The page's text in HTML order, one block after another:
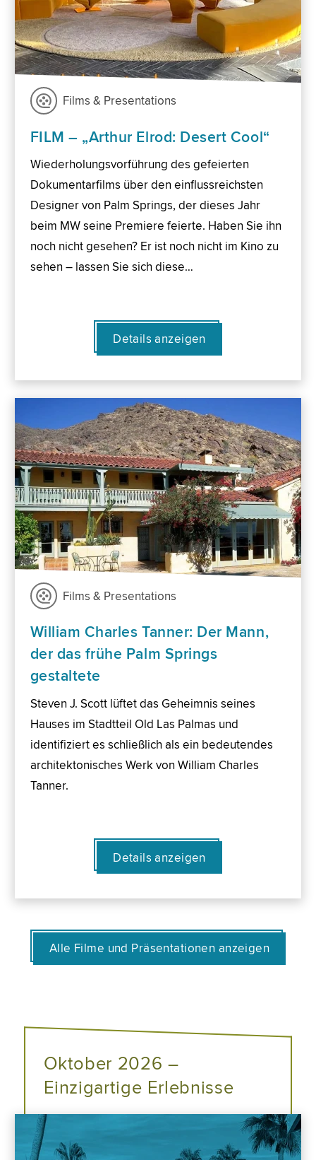
Films & Presentations
FILM – „Arthur Elrod: Desert Cool“
Wiederholungsvorführung des gefeierten
Dokumentarfilms über den einflussreichsten
Designer von Palm Springs, der dieses Jahr
beim MW seine Premiere feierte. Haben Sie ihn
noch nicht gesehen? Er ist noch nicht im Kino zu
sehen – lassen Sie sich diese…
Details anzeigen
Films & Presentations
William Charles Tanner: Der Mann,
der das frühe Palm Springs
gestaltete
Steven J. Scott lüftet das Geheimnis seines
Hauses im Stadtteil Old Las Palmas und
identifiziert es schließlich als ein bedeutendes
architektonisches Werk von William Charles
Tanner.
Details anzeigen
Alle Filme und Präsentationen anzeigen
Oktober 2026 –
Einzigartige Erlebnisse